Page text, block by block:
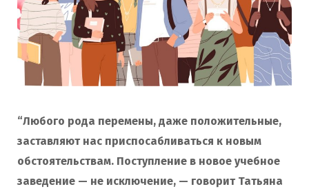
“Любого рода перемены, даже положительные,
заставляют нас приспосабливаться к новым
обстоятельствам. Поступление в новое учебное
заведение — не исключение, — говорит Татьяна